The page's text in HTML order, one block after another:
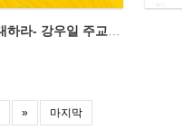
» 마지막